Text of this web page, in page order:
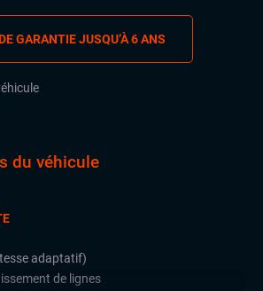
GARANTIE JUSQU’À 6 ANS
du véhicule
adaptatif)
de lignes